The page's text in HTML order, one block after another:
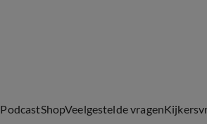
PodcastShopVeelgestelde vragen